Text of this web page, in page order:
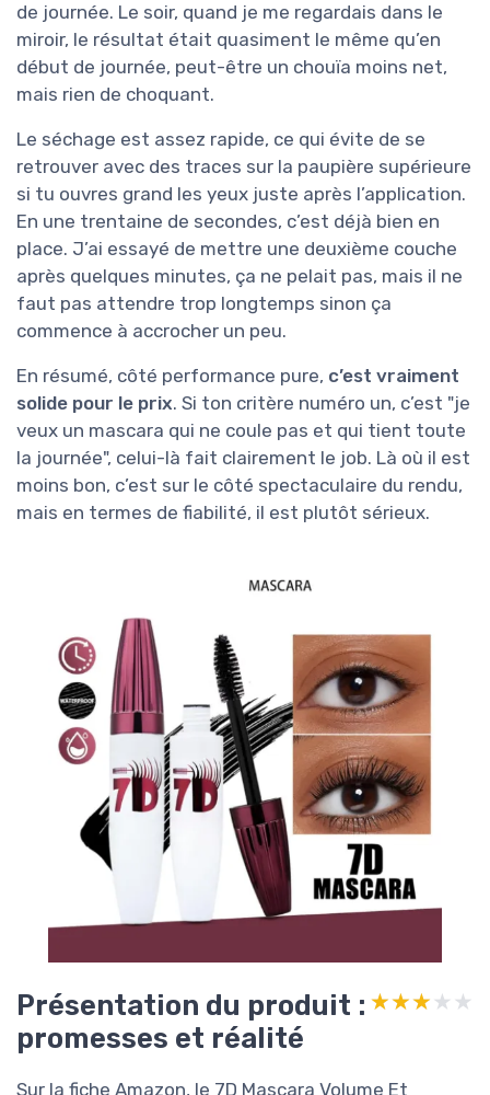
de journée. Le soir, quand je me regardais dans le
miroir, le résultat était quasiment le même qu’en
début de journée, peut-être un chouïa moins net,
mais rien de choquant.
Le séchage est assez rapide, ce qui évite de se
retrouver avec des traces sur la paupière supérieure
si tu ouvres grand les yeux juste après l’application.
En une trentaine de secondes, c’est déjà bien en
place. J’ai essayé de mettre une deuxième couche
après quelques minutes, ça ne pelait pas, mais il ne
faut pas attendre trop longtemps sinon ça
commence à accrocher un peu.
En résumé, côté performance pure, c’est vraiment
solide pour le prix. Si ton critère numéro un, c’est "je
veux un mascara qui ne coule pas et qui tient toute
la journée", celui-là fait clairement le job. Là où il est
moins bon, c’est sur le côté spectaculaire du rendu,
mais en termes de fiabilité, il est plutôt sérieux.
Présentation du produit :
promesses et réalité
★★★★★
★★★★★
Sur la fiche Amazon, le 7D Mascara Volume Et